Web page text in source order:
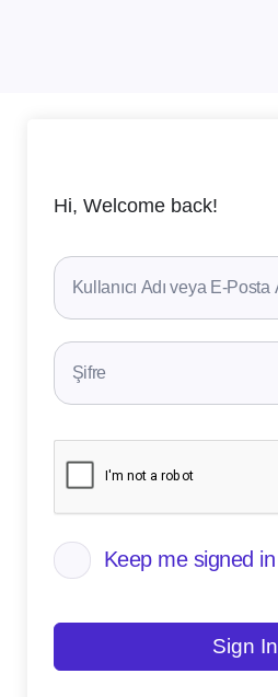
Hi, Welcome back!
Keep me signed in
Sign In